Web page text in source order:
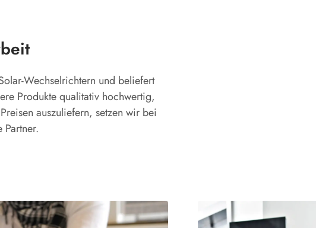
Wechselrichtern und beliefert
Produkte qualitativ hochwertig,
auszuliefern, setzen wir bei
Partner.